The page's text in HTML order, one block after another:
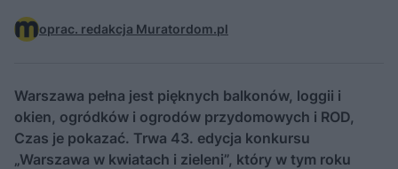
oprac. redakcja Muratordom.pl
Warszawa pełna jest pięknych balkonów, loggii i
okien, ogródków i ogrodów przydomowych i ROD,
Czas je pokazać. Trwa 43. edycja konkursu
„Warszawa w kwiatach i zieleni”, który w tym roku